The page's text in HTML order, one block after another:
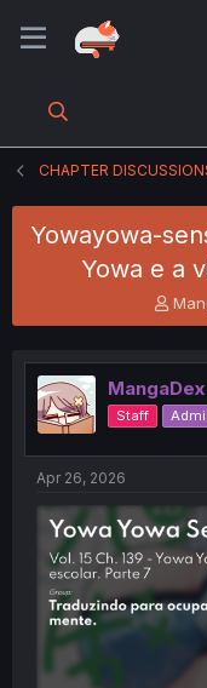
CHAPTER
Yowayowa-
Yowa e a
T
h
e
a
d
s
t
e
r
MangaDex
Staff
Apr 26, 2026